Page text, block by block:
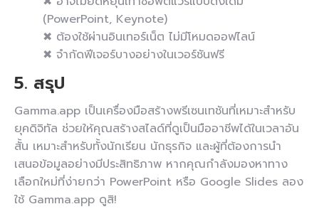
(PowerPoint, Keynote)
✖ ต้องใช้ผ่านอินเทอร์เน็ต ไม่มีโหมดออฟไลน์
✖ จำกัดฟีเจอร์บางอย่างในเวอร์ชันฟรี
5. สรุป
Gamma.app เป็นเครื่องมือสร้างพรีเซนเทชันที่เหมาะสำหรับ
ยุคดิจิทัล ช่วยให้คุณสร้างสไลด์ที่ดูเป็นมืออาชีพได้ในเวลาอัน
สั้น เหมาะสำหรับทั้งนักเรียน นักธุรกิจ และผู้ที่ต้องการนำ
เสนอข้อมูลอย่างมีประสิทธิภาพ หากคุณกำลังมองหาทาง
เลือกใหม่ที่ง่ายกว่า PowerPoint หรือ Google Slides ลอง
ใช้ Gamma.app ดูสิ!